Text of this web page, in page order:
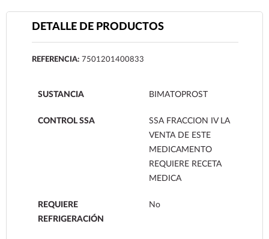
DETALLE DE PRODUCTOS
REFERENCIA: 7501201400833
SUSTANCIA BIMATOPROST
CONTROL SSA
SSA FRACCION IV LA
VENTA DE ESTE
MEDICAMENTO
REQUIERE RECETA
MEDICA
REQUIERE
REFRIGERACIÓN
No